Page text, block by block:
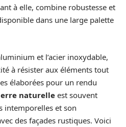
à elle, combine robustesse et
dans une large palette
et l’acier inoxydable,
à résister aux éléments tout
élaborées pour un rendu
naturelle est souvent
intemporelles et son
des façades rustiques. Voici